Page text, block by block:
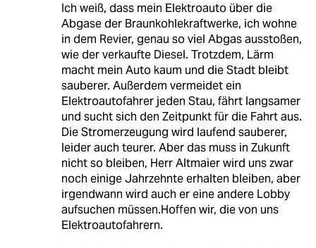
Ich weiß, dass mein Elektroauto über die
Abgase der Braunkohlekraftwerke, ich wohne
in dem Revier, genau so viel Abgas ausstoßen,
wie der verkaufte Diesel. Trotzdem, Lärm
macht mein Auto kaum und die Stadt bleibt
sauberer. Außerdem vermeidet ein
Elektroautofahrer jeden Stau, fährt langsamer
und sucht sich den Zeitpunkt für die Fahrt aus.
Die Stromerzeugung wird laufend sauberer,
leider auch teurer. Aber das muss in Zukunft
nicht so bleiben, Herr Altmaier wird uns zwar
noch einige Jahrzehnte erhalten bleiben, aber
irgendwann wird auch er eine andere Lobby
aufsuchen müssen.Hoffen wir, die von uns
Elektroautofahrern.